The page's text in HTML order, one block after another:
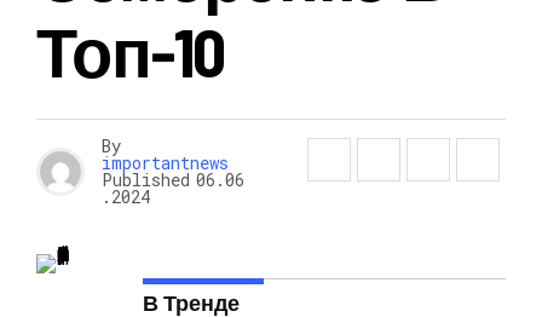
Топ-10
By
importantnews
Published 06.06
.2024
В Тренде